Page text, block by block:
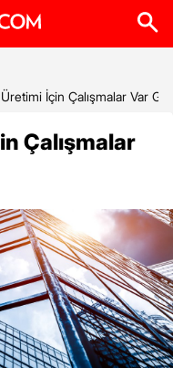
Üretimi İçin Çalışmalar Var
Çalışmalar